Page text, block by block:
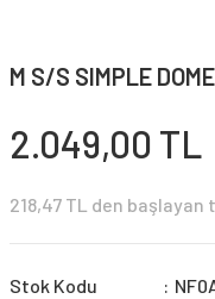
M S/S SIMPLE
2.049,00 TL
218,47 TL den
Stok Kodu